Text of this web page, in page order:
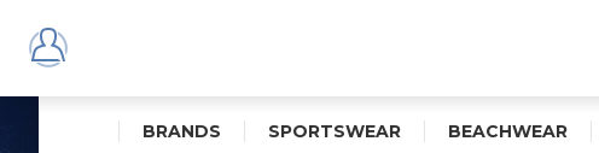
BRANDS SPORTSWEAR BEACHWEAR